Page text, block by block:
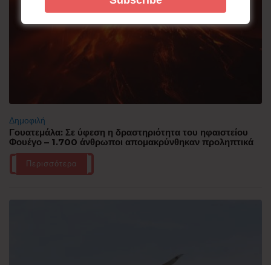
Δημοφιλή
Γουατεμάλα: Σε ύφεση η δραστηριότητα του ηφαιστείου
Φουέγο – 1.700 άνθρωποι απομακρύνθηκαν προληπτικά
Περισσότερα